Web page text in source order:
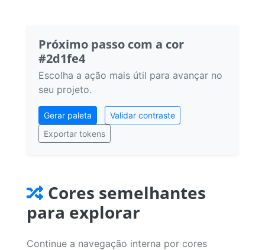
Próximo passo com a cor
#2d1fe4
Escolha a ação mais útil para avançar no
seu projeto.
Gerar paleta
Validar contraste
Exportar tokens
Cores semelhantes
para explorar
Continue a navegação interna por cores